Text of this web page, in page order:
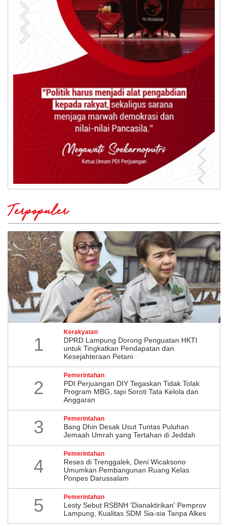
Terpopuler
1
Kerakyatan
DPRD Lampung Dorong Penguatan HKTI
untuk Tingkatkan Pendapatan dan
Kesejahteraan Petani
2
Pemerintahan
PDI Perjuangan DIY Tegaskan Tidak Tolak
Program MBG, tapi Soroti Tata Kelola dan
Anggaran
3 Pemerintahan
Bang Dhin Desak Usut Tuntas Puluhan
Jemaah Umrah yang Tertahan di Jeddah
4
Pemerintahan
​Reses di Trenggalek, Deni Wicaksono
Umumkan Pembangunan Ruang Kelas
Ponpes Darussalam
5 Pemerintahan
Lesty Sebut RSBNH 'Dianaktirikan' Pemprov
Lampung, Kualitas SDM Sia-sia Tanpa Alkes